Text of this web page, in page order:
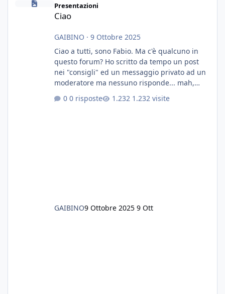
Presentazioni
Ciao
GAIBINO · 9 Ottobre 2025
Ciao a tutti, sono Fabio. Ma c'è qualcuno in
questo forum? Ho scritto da tempo un post
nei "consigli" ed un messaggio privato ad un
moderatore ma nessuno risponde... mah,
chissà... speravo in un consiglio...
0 risposte 1.232 visite
GAIBINO9 Ottobre 2025 9 Ott